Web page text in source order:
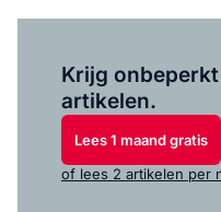
Krijg
artikelen.
Lees 1 maand gratis
of lees 2 artikelen per